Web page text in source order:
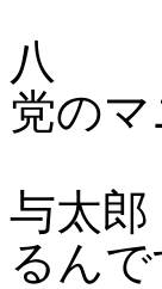
八 ほ
党の
与太
るんで